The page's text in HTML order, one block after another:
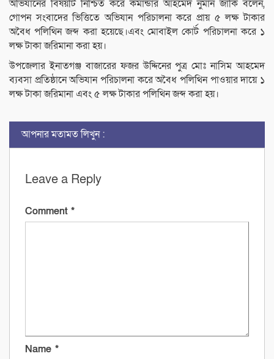
অভিযানের বিষয়টি নিশ্চিত করে কমান্ডার আহমেদ নুমান জাকি বলেন,
গোপন সংবাদের ভিত্তিতে অভিযান পরিচালনা করে প্রায় ৫ লক্ষ টাকার
অবৈধ পলিথিন জব্দ করা হয়েছে।এবং মোবাইল কোর্ট পরিচালনা করে ১
লক্ষ টাকা জরিমানা করা হয়।
উপজেলার ইনাতগঞ্জ বাজারের ফজর উদ্দিনের পুত্র মোঃ নাসিম আহমেদ
ব্যবসা প্রতিষ্ঠানে অভিযান পরিচালনা করে অবৈধ পলিথিন পাওয়ার দায়ে ১
লক্ষ টাকা জরিমানা এবং ৫ লক্ষ টাকার পলিথিন জব্দ করা হয়।
আপনার মতামত লিখুন :
Leave a Reply
Comment *
Name *